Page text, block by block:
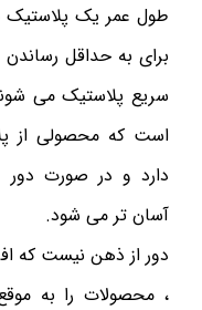
طول عمر یک پلاستیک
برای به حداقل
سریع پلاستیک می
است که محصولی از
دارد و در صورت دور
آسان تر می شود.
دور از ذهن نیست که
، محصولات را به موقع